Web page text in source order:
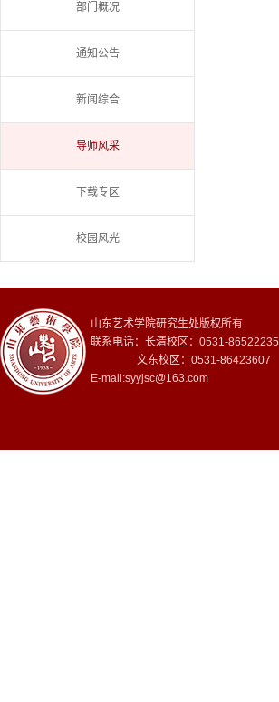
部门概况
通知公告
新闻综合
导师风采
下载专区
校园风光
山东艺术学院研究生处版权所有
联系电话：长清校区：0531-86522235
文东校区：0531-86423607
E-mail:syyjsc@163.com